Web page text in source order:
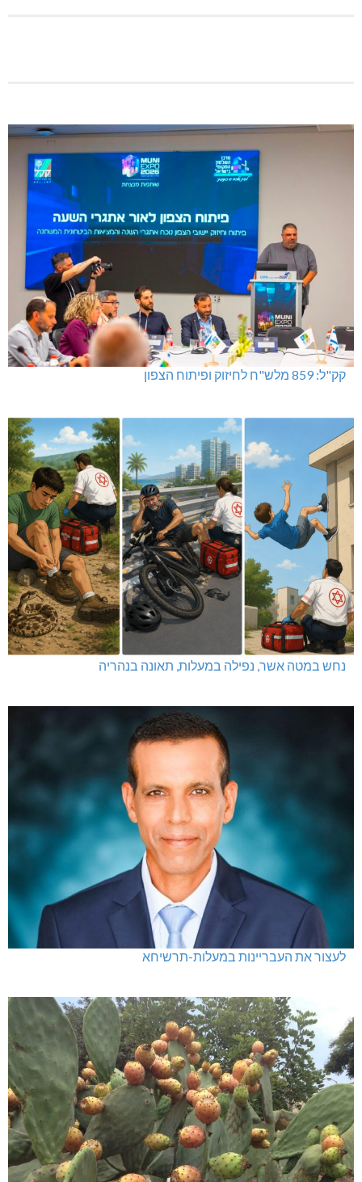
קק"ל: 859 מלש"ח לחיזוק ופיתוח הצפון
נחש במטה אשר, נפילה במעלות, תאונה בנהריה
לעצור את העבריינות במעלות-תרשיחא